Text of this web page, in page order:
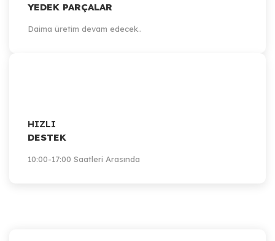
YEDEK PARÇALAR
Daima üretim devam edecek..
HIZLI
DESTEK
10:00-17:00 Saatleri Arasında